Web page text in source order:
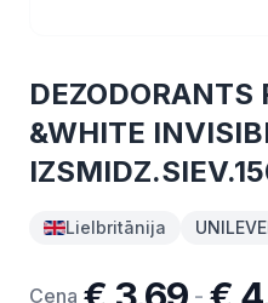
DEZODORANTS
&WHITE
Lielbritānija
Cena -